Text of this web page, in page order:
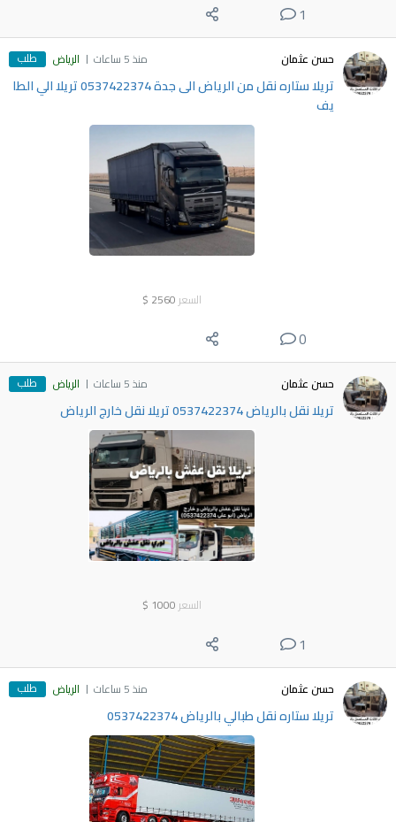
1
حسن عثمان منذ 5 ساعات الرياض طلب
تريلا ستاره نقل من الرياض الى جدة 0537422374 تريلا الي الطا
يف
السعر 2560
$
0
حسن عثمان منذ 5 ساعات الرياض طلب
تريلا نقل بالرياض 0537422374 تريلا نقل خارج الرياض
السعر 1000
$
1
حسن عثمان منذ 5 ساعات الرياض طلب
تريلا ستاره نقل طبالي بالرياض 0537422374